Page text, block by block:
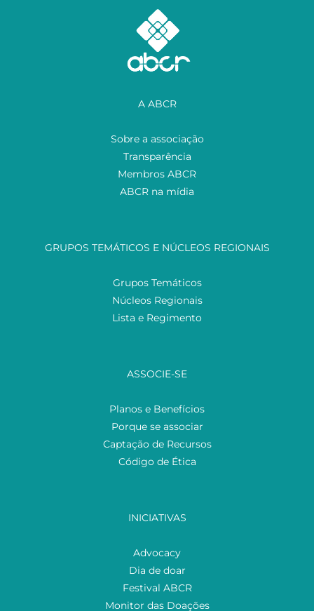
A ABCR
Sobre a associação
Transparência
Membros ABCR
ABCR na mídia
GRUPOS TEMÁTICOS E NÚCLEOS REGIONAIS
Grupos Temáticos
Núcleos Regionais
Lista e Regimento
ASSOCIE-SE
Planos e Benefícios
Porque se associar
Captação de Recursos
Código de Ética
INICIATIVAS
Advocacy
Dia de doar
Festival ABCR
Monitor das Doações